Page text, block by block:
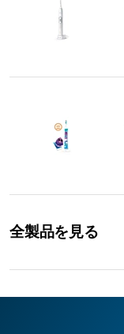
全製品を見る